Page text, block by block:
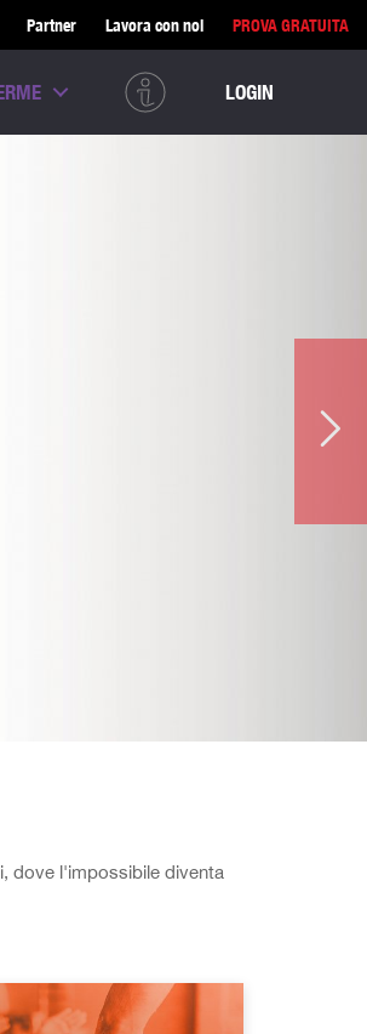
Partner Lavora con noi PROVA GRATUITA
LOGIN
dove l'impossibile diventa